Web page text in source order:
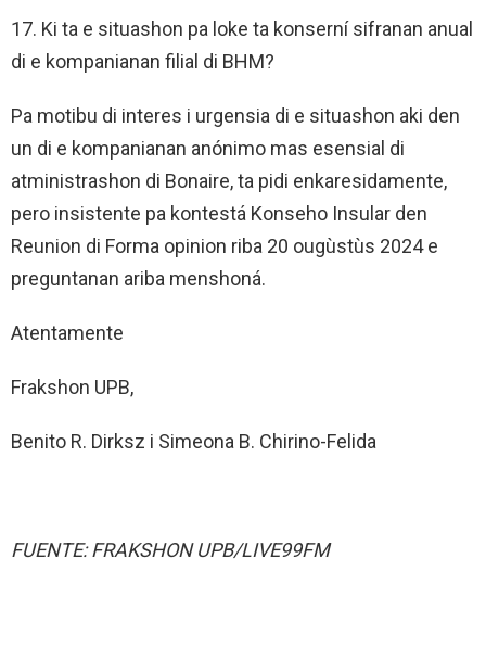
17. Ki ta e situashon pa loke ta konserní sifranan anual
di e kompanianan filial di BHM?
Pa motibu di interes i urgensia di e situashon aki den
un di e kompanianan anónimo mas esensial di
atministrashon di Bonaire, ta pidi enkaresidamente,
pero insistente pa kontestá Konseho Insular den
Reunion di Forma opinion riba 20 ougùstùs 2024 e
preguntanan ariba menshoná.
Atentamente
Frakshon UPB,
Benito R. Dirksz i Simeona B. Chirino-Felida
FUENTE: FRAKSHON UPB/LIVE99FM